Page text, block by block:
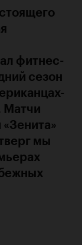
фитнес-
сезон
Матчи
мы